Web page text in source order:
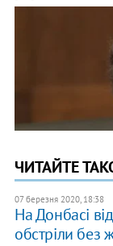
ЧИТАЙТЕ
07 березня 2020, 18:38
На Донбасі
обстріли без